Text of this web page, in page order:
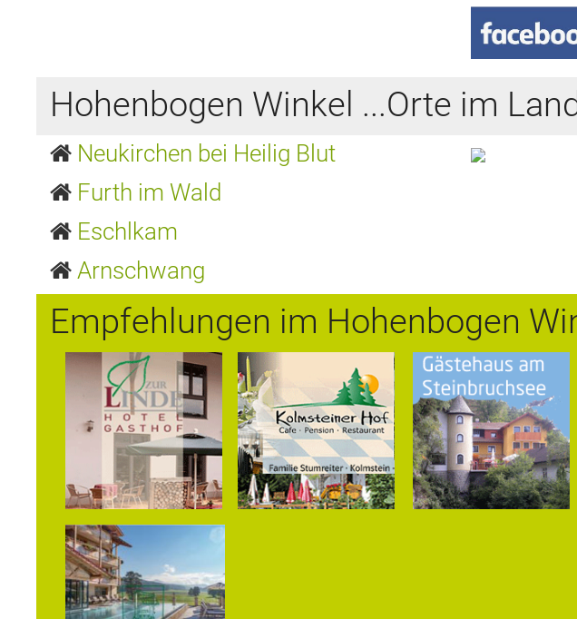
Hohenbogen Winkel ...Orte im
Neukirchen bei Heilig Blut
Furth im Wald
Eschlkam
Arnschwang
Empfehlungen im Hohenbogen